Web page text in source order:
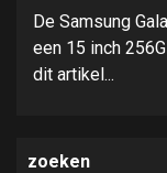
De Samsung
een 15 inch
dit artikel...
zoeken